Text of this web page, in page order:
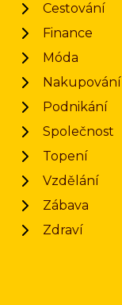
Cestování
Finance
Móda
Nakupování
Podnikání
Společnost
Topení
Vzdělání
Zábava
Zdraví